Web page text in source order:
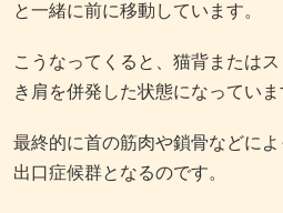
と一緒に前に移動しています。
こうなってくると、猫背または
き肩を併発した状態になっていま
最終的に首の筋肉や鎖骨などに
出口症候群となるのです。